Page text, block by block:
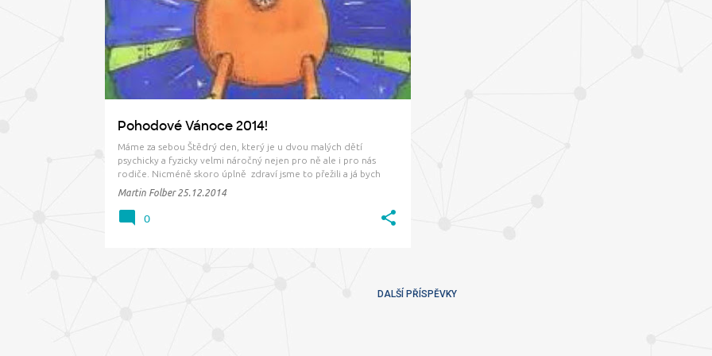
í
s
p
ě
Pohodové Vánoce 2014!
Máme za sebou Štědrý den, který je u dvou malých dětí
psychicky a fyzicky velmi náročný nejen pro ně ale i pro nás
rodiče. Nicméně skoro úplně zdraví jsme to přežili a já bych
Vám rád všem touto cestou dodatečně popřál pohodové (v
hodně z…
Martin Folber 25.12.2014
0
DALŠÍ PŘÍSPĚVKY